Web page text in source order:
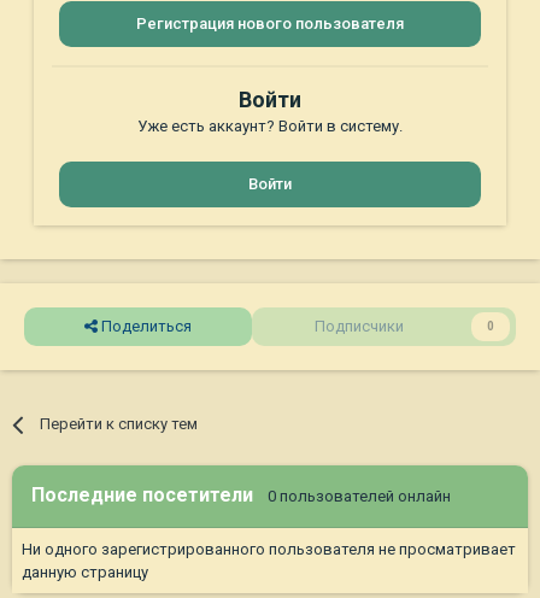
Регистрация нового пользователя
Войти
Уже есть аккаунт? Войти в систему.
Войти
Поделиться Подписчики 0
Перейти к списку тем
Последние посетители 0 пользователей онлайн
Ни одного зарегистрированного пользователя не просматривает
данную страницу